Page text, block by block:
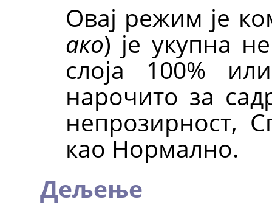
Овај режим је
ако) је укупна
слоја 100%
нарочито за
непрозирност,
као Нормално.
Дељење